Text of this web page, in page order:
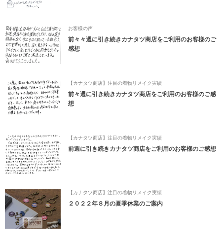
お客様の声
前々々週に引き続きカナタツ商店をご利用のお客様のご
感想
【カナタツ商店】注目の着物リメイク実績
前々週に引き続きカナタツ商店をご利用のお客様のご感
想
【カナタツ商店】注目の着物リメイク実績
前週に引き続きカナタツ商店をご利用のお客様のご感想
【カナタツ商店】注目の着物リメイク実績
２０２２年８月の夏季休業のご案内